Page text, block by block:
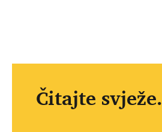
Čitajte svježe.